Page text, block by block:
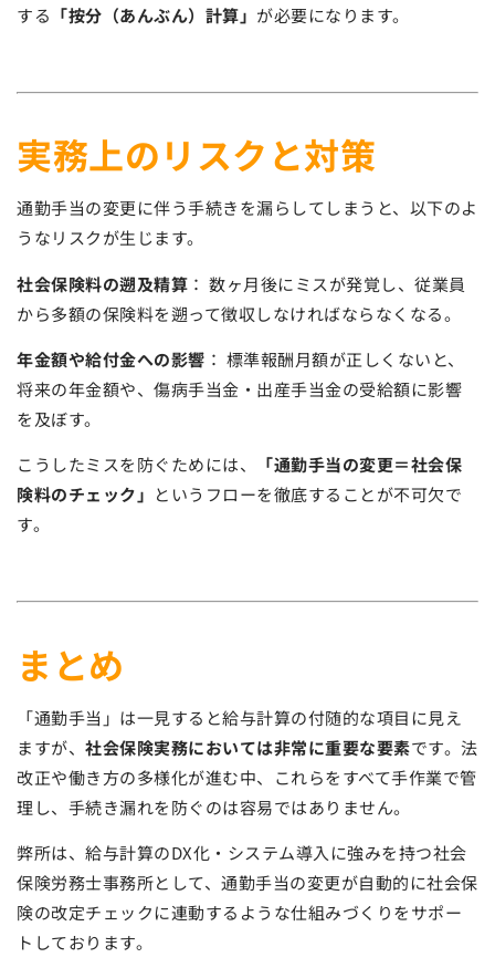
する 「按分（あんぶん）計算」 が必要になります。
実務上のリスクと対策
通勤手当の変更に伴う手続きを漏らしてしまうと、以下のよ
うなリスクが生じます。
社会保険料の遡及精算 ： 数ヶ月後にミスが発覚し、従業員
から多額の保険料を遡って徴収しなければならなくなる。
年金額や給付金への影響 ： 標準報酬月額が正しくないと、
将来の年金額や、傷病手当金・出産手当金の受給額に影響
を及ぼす。
こうしたミスを防ぐためには、
「通勤手当の変更＝社会保
険料のチェック」 というフローを徹底することが不可欠で
す。
まとめ
「通勤手当」は一見すると給与計算の付随的な項目に見え
ますが、 社会保険実務においては非常に重要な要素です。法
改正や働き方の多様化が進む中、これらをすべて手作業で管
理し、手続き漏れを防ぐのは容易ではありません。
弊所は、給与計算のDX化・システム導入に強みを持つ社会
保険労務士事務所として、通勤手当の変更が自動的に社会保
険の改定チェックに連動するような仕組みづくりをサポー
トしております。